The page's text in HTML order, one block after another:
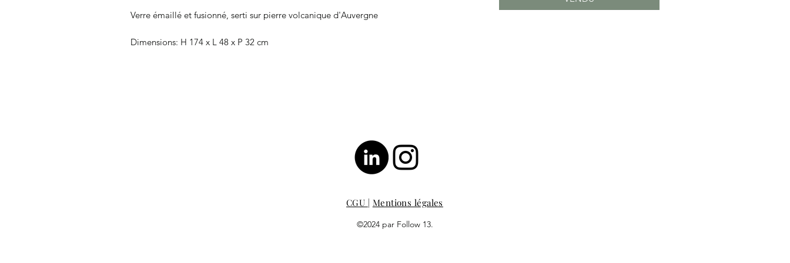
Verre émaillé et fusionné, serti sur pierre volcanique d'Auvergne
Dimensions: H 174 x L 48 x P 32 cm
CGU Mentions légales
©2024 par Follow 13.